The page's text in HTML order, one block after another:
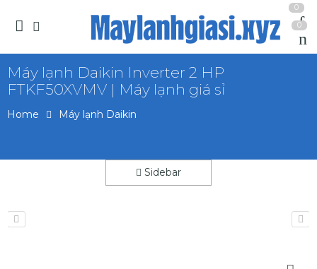
0
0
Máy lạnh Daikin Inverter 2 HP
FTKF50XVMV | Máy lạnh giá sỉ
Home Máy lạnh Daikin
Sidebar